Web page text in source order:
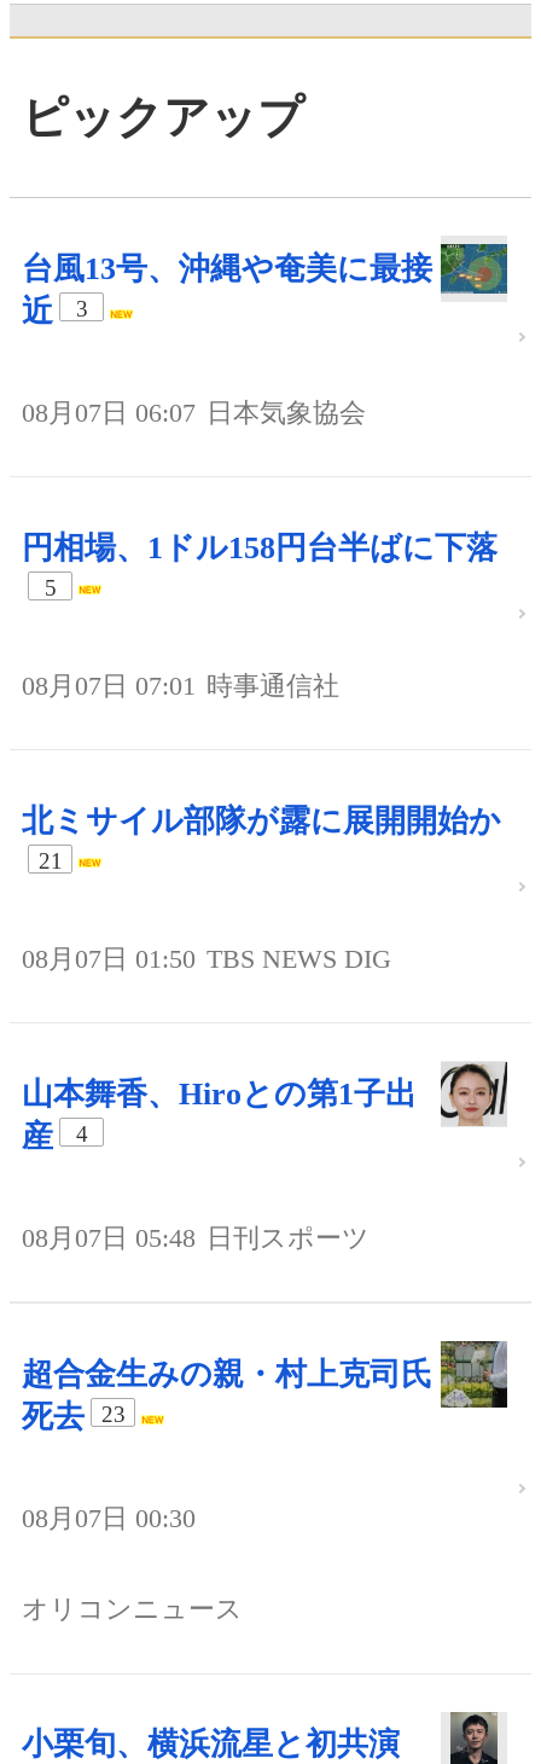
ピックアップ
台風13号、沖縄や奄美に最接
近
3
08月07日 06:07 日本気象協会
円相場、1ドル158円台半ばに下落
5
08月07日 07:01 時事通信社
北ミサイル部隊が露に展開開始か
21
08月07日 01:50 TBS NEWS DIG
山本舞香、Hiroとの第1子出
産
4
08月07日 05:48 日刊スポーツ
超合金生みの親・村上克司氏
死去
23
08月07日 00:30
オリコンニュース
小栗旬、横浜流星と初共演